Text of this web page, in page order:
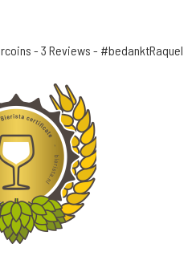
- 3 Reviews - #bedanktRaquel